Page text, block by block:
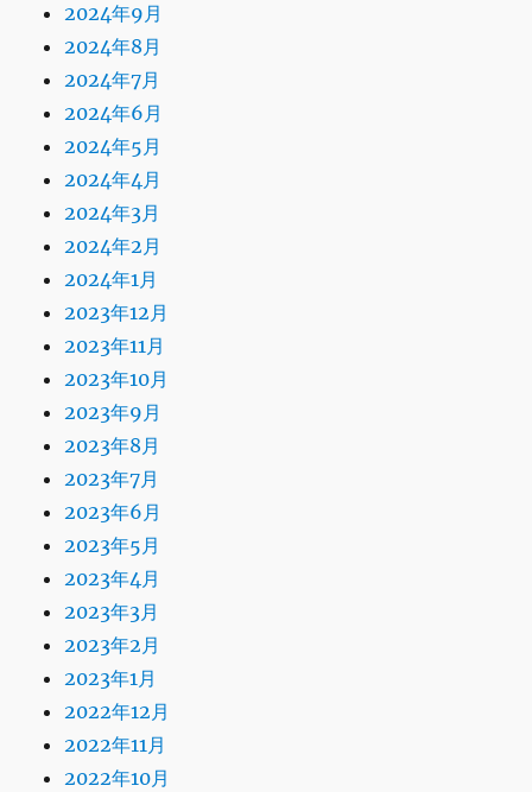
2024年9月
2024年8月
2024年7月
2024年6月
2024年5月
2024年4月
2024年3月
2024年2月
2024年1月
2023年12月
2023年11月
2023年10月
2023年9月
2023年8月
2023年7月
2023年6月
2023年5月
2023年4月
2023年3月
2023年2月
2023年1月
2022年12月
2022年11月
2022年10月